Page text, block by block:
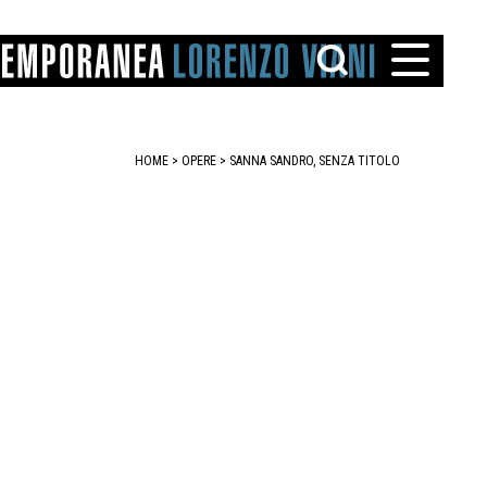
HOME > OPERE > SANNA SANDRO, SENZA TITOLO